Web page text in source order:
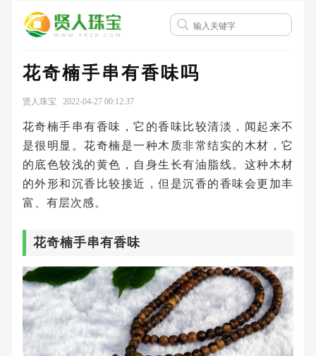
花奇楠手串有香味吗
贤人珠宝 2022-04-27 00:12:37
花奇楠手串有香味，它的香味比较清淡，闻起来不
是很明显。花奇楠是一种木质非常结实的木材，它
的底色较浅的黄色，自身生长有油脂线。这种木材
的外形和沉香比较接近，但是沉香的香味会更加丰
富、有层次感。
花奇楠手串有香味